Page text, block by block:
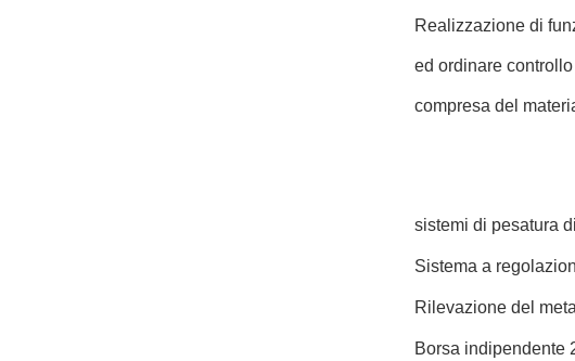
Realizzazione di
ed ordinare
compresa del
sistemi di pesatura
Sistema a
Rilevazione del
Borsa indipendente